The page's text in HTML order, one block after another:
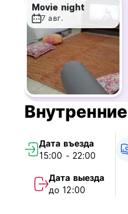
Оплата по прибытии
Этот объект
Налоги включены
Завтрак не включен.
Общий:
Круглосуточная
В стоимость вашего
зависимости от
Вы получите чистое
Пожалуйста,
вас будет взиматься
1. Уважение во все
Movie night
7 авг.
Дата въезда
15:00 - 22:00
Дата выезда
до 12:00